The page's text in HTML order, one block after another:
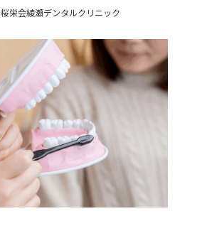
桜栄会綾瀬デンタルクリニック